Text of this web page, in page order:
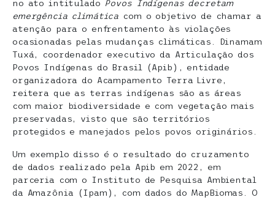
no ato intitulado Povos Indígenas decretam
emergência climática com o objetivo de chamar a
atenção para o enfrentamento às violações
ocasionadas pelas mudanças climáticas. Dinamam
Tuxá, coordenador executivo da Articulação dos
Povos Indígenas do Brasil (Apib), entidade
organizadora do Acampamento Terra Livre,
reitera que as terras indígenas são as áreas
com maior biodiversidade e com vegetação mais
preservadas, visto que são territórios
protegidos e manejados pelos povos originários.
Um exemplo disso é o resultado do cruzamento
de dados realizado pela Apib em 2022, em
parceria com o Instituto de Pesquisa Ambiental
da Amazônia (Ipam), com dados do MapBiomas. O